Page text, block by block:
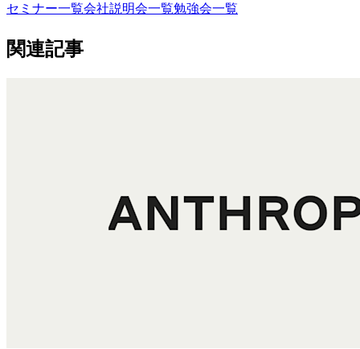
セミナー一覧会社説明会一覧勉強会一覧
関連記事